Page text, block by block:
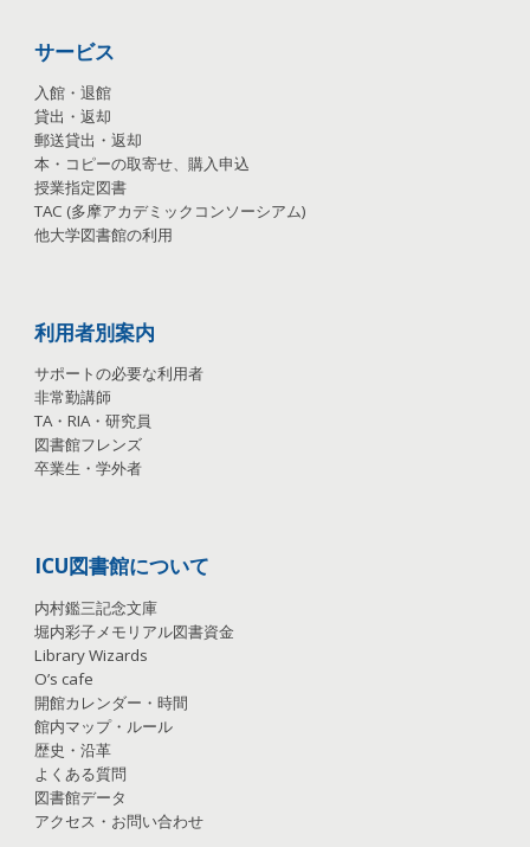
サービス
入館・退館
貸出・返却
郵送貸出・返却
本・コピーの取寄せ、購入申込
授業指定図書
TAC (多摩アカデミックコンソーシアム)
他大学図書館の利用
利用者別案内
サポートの必要な利用者
非常勤講師
TA・RIA・研究員
図書館フレンズ
卒業生・学外者
ICU図書館について
内村鑑三記念文庫
堀内彩子メモリアル図書資金
Library Wizards
O’s cafe
開館カレンダー・時間
館内マップ・ルール
歴史・沿革
よくある質問
図書館データ
アクセス・お問い合わせ